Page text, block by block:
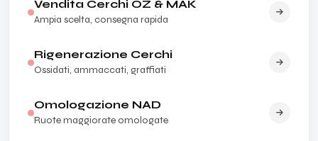
Vendita Cerchi OZ & MAK
Ampia scelta, consegna rapida
Rigenerazione Cerchi
Ossidati, ammaccati, graffiati
Omologazione NAD
Ruote maggiorate omologate